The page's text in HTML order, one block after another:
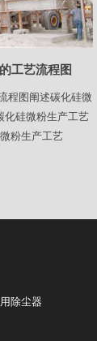
工艺流程图
程图阐述碳化硅微
化硅微粉生产工艺
粉生产工艺
除尘器